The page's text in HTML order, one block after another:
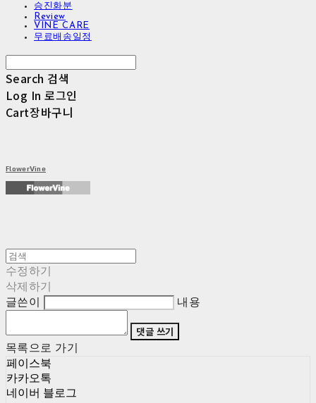
승진화분
Review
VINE CARE
무료배송일정
Search 검색
Log In 로그인
Cart장바구니
FlowerVine
수정하기
삭제하기
글쓴이
내용
댓글 쓰기
목록으로 가기
페이스북
카카오톡
네이버 블로그